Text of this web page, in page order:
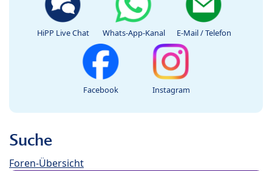
HiPP Live Chat Whats-App-Kanal E-Mail / Telefon
Facebook Instagram
Suche
Foren-Übersicht